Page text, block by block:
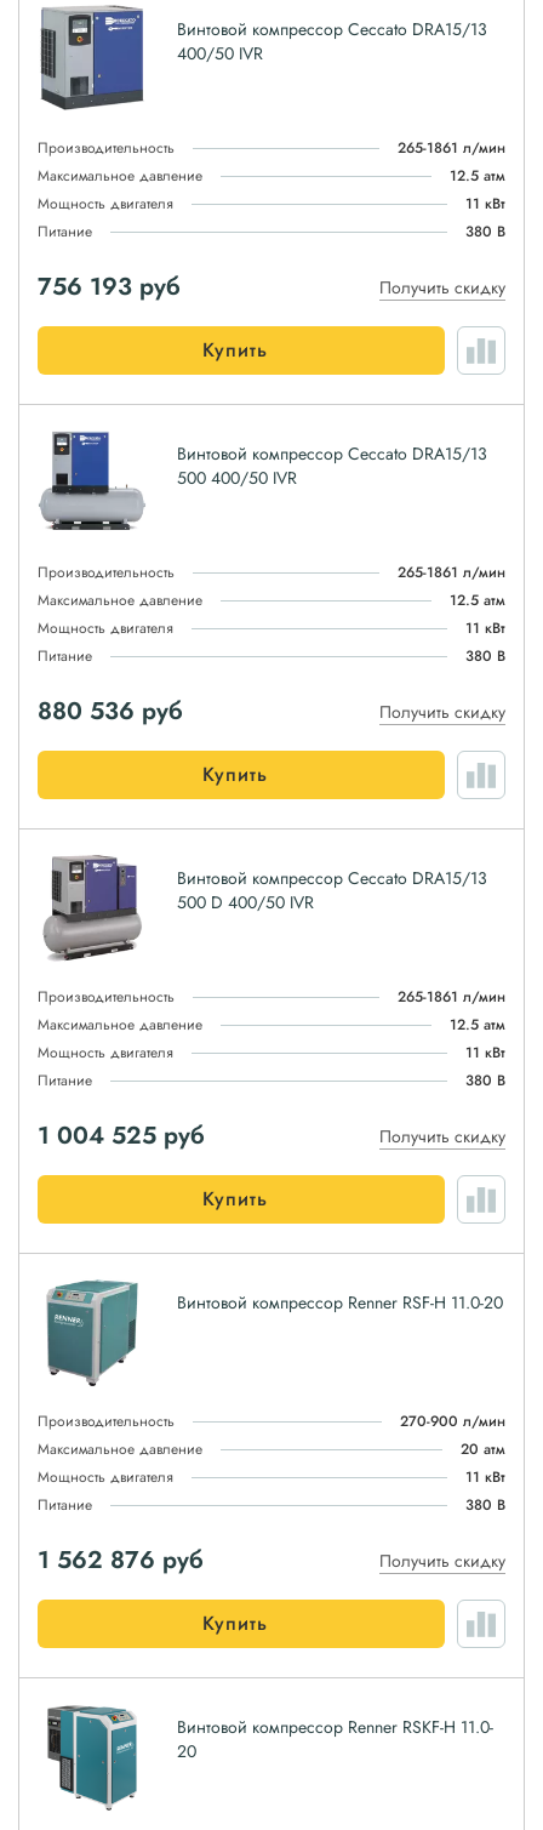
Винтовой компрессор Ceccato DRA15/13
400/50 IVR
Производительность
265-1861 л/мин
Максимальное давление
12.5 атм
Мощность двигателя
11 кВт
Питание
380 В
756 193 руб Получить скидку
Купить
Винтовой компрессор Ceccato DRA15/13
500 400/50 IVR
Производительность
265-1861 л/мин
Максимальное давление
12.5 атм
Мощность двигателя
11 кВт
Питание
380 В
880 536 руб Получить скидку
Купить
Винтовой компрессор Ceccato DRA15/13
500 D 400/50 IVR
Производительность
265-1861 л/мин
Максимальное давление
12.5 атм
Мощность двигателя
11 кВт
Питание
380 В
1 004 525 руб Получить скидку
Купить
Винтовой компрессор Renner RSF-H 11.0-20
Производительность
270-900 л/мин
Максимальное давление
20 атм
Мощность двигателя
11 кВт
Питание
380 В
1 562 876 руб Получить скидку
Купить
Винтовой компрессор Renner RSKF-H 11.0-
20